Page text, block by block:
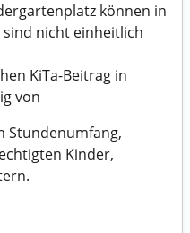
können in
nicht einheitlich
KiTa-Beitrag in
von
Stundenumfang,
Kinder,
Eltern.